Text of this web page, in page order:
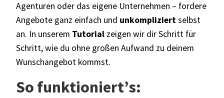
Agenturen oder das eigene Unternehmen – fordere
Angebote ganz einfach und unkompliziertselbst
an. In unserem Tutorial zeigen wir dir Schritt für
Schritt, wie du ohne großen Aufwand zu deinem
Wunschangebot kommst.
So funktioniert’s: